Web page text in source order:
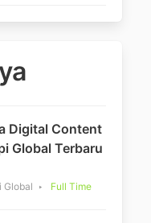
Digital Content
Global Terbaru
Global Full Time